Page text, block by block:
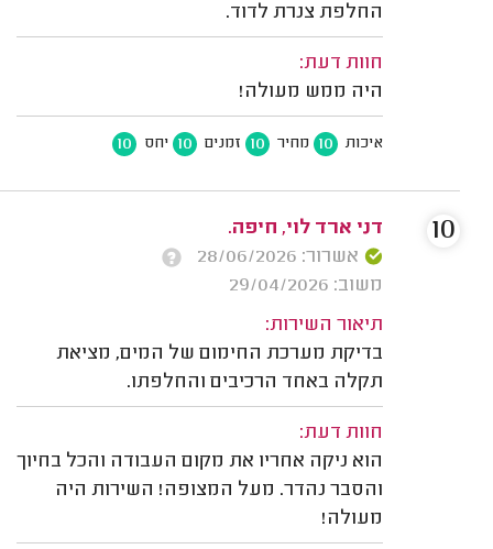
החלפת צנרת לדוד.
חוות דעת:
היה ממש מעולה!
איכות 10 מחיר 10 זמנים 10 יחס 10
דני ארד לוי, חיפה.
אשרור: 28/06/2026
משוב: 29/04/2026
תיאור השירות:
בדיקת מערכת החימום של המים, מציאת
תקלה באחד הרכיבים והחלפתו.
חוות דעת:
הוא ניקה אחריו את מקום העבודה והכל בחיוך
והסבר נהדר. מעל המצופה! השירות היה
מעולה!
10